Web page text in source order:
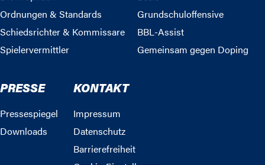
Ordnungen & Standards
Schiedsrichter & Kommissare
Spielervermittler
Grundschuloffensive
BBL-Assist
Gemeinsam gegen Doping
PRESSE
Pressespiegel
Downloads
KONTAKT
Impressum
Datenschutz
Barrierefreiheit